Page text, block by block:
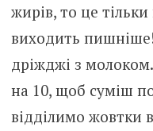
жирів, то це
виходить
дріжджі з
на 10, щоб суміш
відділимо жовтки